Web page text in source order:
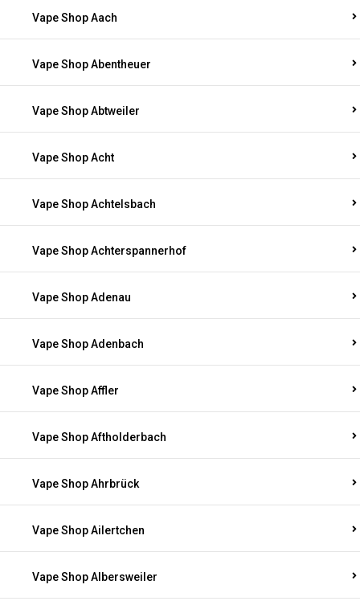
Vape Shop Aach
Vape Shop Abentheuer
Vape Shop Abtweiler
Vape Shop Acht
Vape Shop Achtelsbach
Vape Shop Achterspannerhof
Vape Shop Adenau
Vape Shop Adenbach
Vape Shop Affler
Vape Shop Aftholderbach
Vape Shop Ahrbrück
Vape Shop Ailertchen
Vape Shop Albersweiler